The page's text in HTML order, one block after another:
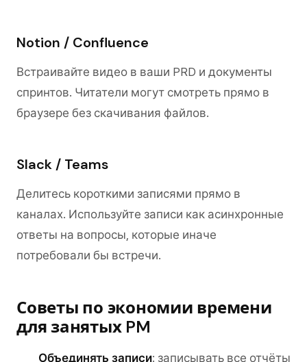
Notion / Confluence
Встраивайте видео в ваши PRD и документы
спринтов. Читатели могут смотреть прямо в
браузере без скачивания файлов.
Slack / Teams
Делитесь короткими записями прямо в
каналах. Используйте записи как асинхронные
ответы на вопросы, которые иначе
потребовали бы встречи.
Советы по экономии времени
для занятых PM
Объединять записи: записывать все отчёты